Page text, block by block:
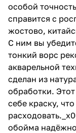
особой
справится с
жостово,
С ним вы
тонкий ворс
акварельной
сделан из
обработки.
себе краску,
обойма